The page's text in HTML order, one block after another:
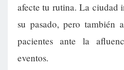
afecte tu rutina. La ciudad
su pasado, pero también
pacientes ante la
eventos.